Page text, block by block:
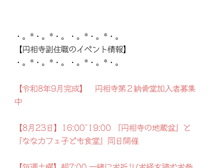
・。*・。*・。・。*・。*・。
【円相寺副住職のイベント情報】
・。*・。*・。・。*・。*・。
【令和8年9月完成】 円相寺第２納骨堂加入者募集
中
【8月23日】16:00~19:00 『円相寺の地蔵盆』と
『ななカフェ子ども食堂』同日開催